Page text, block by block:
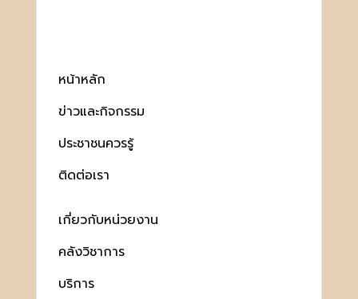
หน้าหลัก
ข่าวและกิจกรรม
ประชาชนควรรู้
ติดต่อเรา
เกี่ยวกับหน่วยงาน
คลังวิชาการ
บริการ